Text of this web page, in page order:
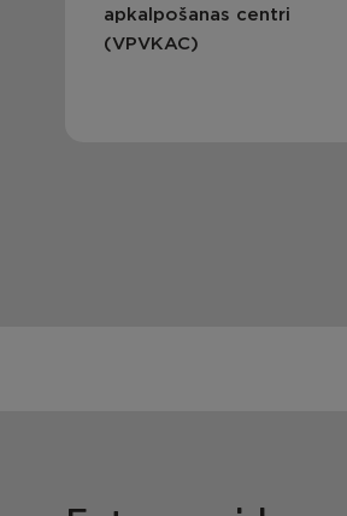
apkalpošanas centri
(VPVKAC)